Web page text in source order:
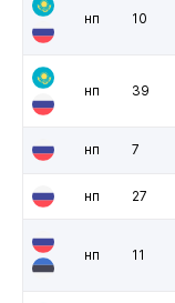
нп 10
нп 39
нп 7
нп 27
нп 11